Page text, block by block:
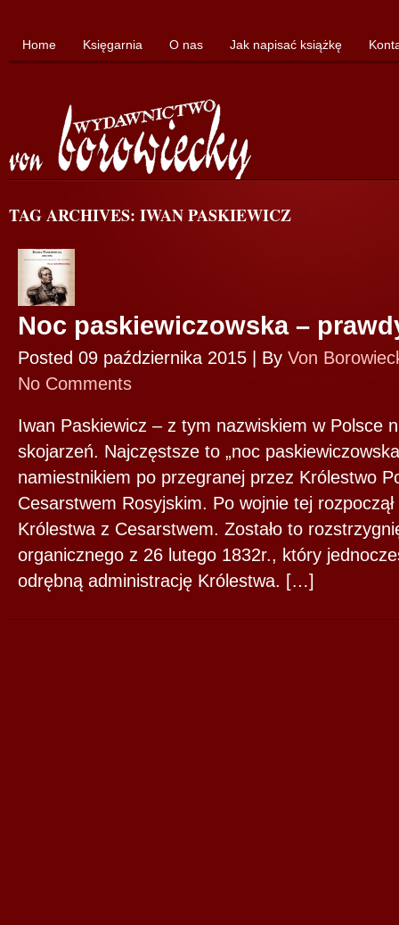
Home Księgarnia O nas Jak napisać książkę
TAG ARCHIVES: IWAN PASKIEWICZ
Noc paskiewiczowska –
Posted 09 października 2015 | By Von
No Comments
Iwan Paskiewicz – z tym nazwiskiem w Polsce
skojarzeń. Najczęstsze to „noc
namiestnikiem po przegranej przez Królestwo
Cesarstwem Rosyjskim. Po wojnie tej
Królestwa z Cesarstwem. Zostało to
organicznego z 26 lutego 1832r., który
odrębną administrację Królestwa. […]